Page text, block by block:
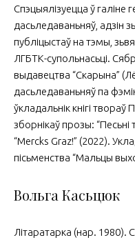
Спэцыялізуецца ў галіне
дасьледаваньняў, адзін
публіцыстаў на тэмы,
ЛГБТК-супольнасьці.
выдавецтва “Скарына”
дасьледаваньняў па
ўкладальнік кнігі
зборнікаў прозы: “Песьні
“Mercks Graz!” (2022).
пісьменства “Мальцы
Вольга Касьцюк
Літаратарка (нар. 1980).